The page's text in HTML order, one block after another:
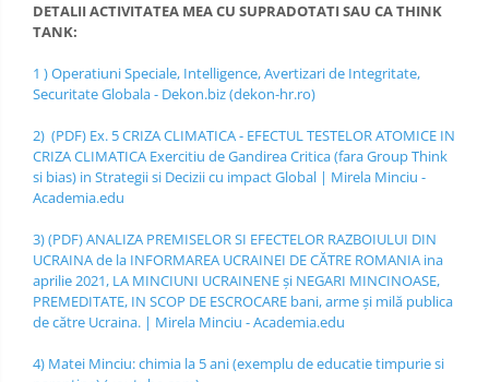
DETALII ACTIVITATEA MEA CU SUPRADOTATI SAU CA THINK
TANK:
1 )Operatiuni Speciale, Intelligence, Avertizari de Integritate,
Securitate Globala - Dekon.biz (dekon-hr.ro)
2) (PDF) Ex. 5 CRIZA CLIMATICA - EFECTUL TESTELOR ATOMICE IN
CRIZA CLIMATICA Exercitiu de Gandirea Critica (fara Group Think
si bias) in Strategii si Decizii cu impact Global | Mirela Minciu -
Academia.edu
3)(PDF) ANALIZA PREMISELOR SI EFECTELOR RAZBOIULUI DIN
UCRAINA de la INFORMAREA UCRAINEI DE CĂTRE ROMANIA ina
aprilie 2021, LA MINCIUNI UCRAINENE și NEGARI MINCINOASE,
PREMEDITATE, IN SCOP DE ESCROCARE bani, arme și milă publica
de către Ucraina. | Mirela Minciu - Academia.edu
4) Matei Minciu: chimia la 5 ani (exemplu de educatie timpurie si